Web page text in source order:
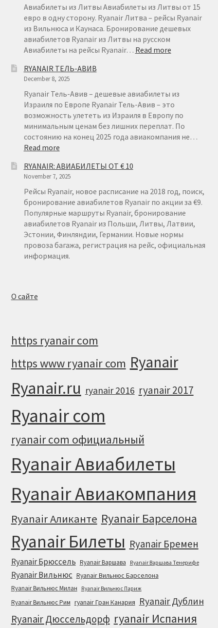
НА
КАНАРСКИЕ
ОСТРОВА
Авиабилеты из Литвы Авиабилеты из Литвы от 15
евро в одну сторону. Ryanair Литва – рейсы Ryanair
из Вильнюса и Каунаса. Бронирование дешевых
авиабилетов Ryanair из Литвы на русском
Авиабилеты на рейсы Ryanair… Read more:
ОТ
€
15
RYANAIR ТЕЛЬ-АВИВ
December 8, 2025
Ryanair Тель-Авив – дешевые авиабилеты из
Израиля по Европе Ryanair Тель-Авив – это
возможность улететь из Израиля в Европу по
минимальным ценам без лишних переплат. По
состоянию на конец 2025 года авиакомпания не…
Read more:
ТЕЛЬ-
АВИВ
RYANAIR: АВИАБИЛЕТЫ ОТ € 10
November 7, 2025
Рейсы Ryanair, новое расписание на 2018 год, поиск,
бронирование авиабилетов Ryanair по акции за €9.
Популярные маршруты Ryanair, бронирование
авиабилетов Ryanair из Польши, Литвы, Латвии,
Эстонии, Финляндии, Германии. Новые нормы
провоза багажа, регистрация на рейс, официальная
информация.
О сайте
https ryanair com
https www ryanair com Ryanair
Ryanair.ru ryanair 2016 ryanair 2017
Ryanair com
ryanair com официальный
Ryanair Авиабилеты
Ryanair Авиакомпания
Ryanair Аликанте Ryanair Барселона
Ryanair Билеты Ryanair Бремен
Ryanair Брюссель Ryanair Варшава Ryanair Варшава Тенерифе
Ryanair Вильнюс Ryanair Вильнюс Барселона
Ryanair Вильнюс Милан Ryanair Вильнюс Париж
Ryanair Вильнюс Рим ryanair Гран Канария Ryanair Дублин
Ryanair Дюссельдорф ryanair Испания